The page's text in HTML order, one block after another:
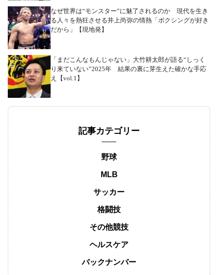
なぜ世界は“モンスター”に魅了されるのか 現代を生き
る人々を熱狂させる井上尚弥の情熱「ボクシングが好き
だから」【現地発】
「まだこんなもんじゃない」大竹耕太郎が語る“しっく
り来ていない”2025年 結果の裏に芽生えた確かな手応
え【vol.1】
記事カテゴリー
野球
MLB
サッカー
格闘技
その他競技
ヘルスケア
バックナンバー